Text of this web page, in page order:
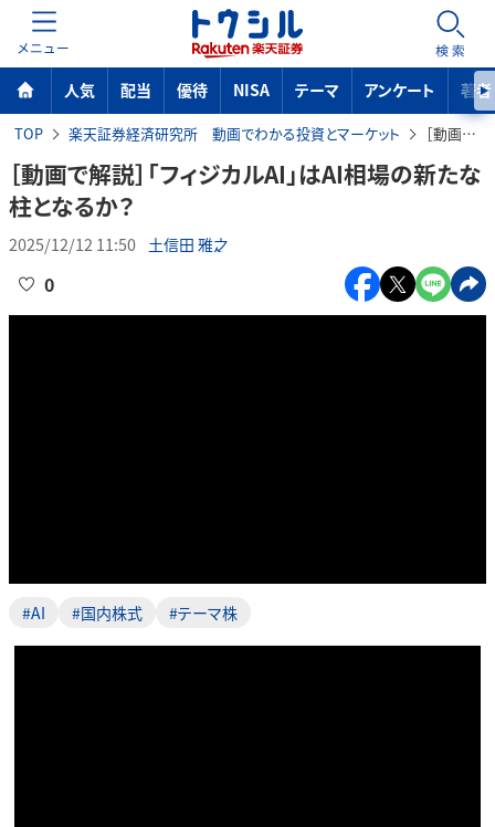
MENU 検索
人気 配当 優待 NISA テーマ アンケート 著者
TOP 楽天証券経済研究所 動画でわかる投資とマーケット ［動画で解説］「フィジカルAI」はAI相場の新たな柱となるか？
［動画で解説］「フィジカルAI」はAI相場の新たな
柱となるか？
2025/12/12 11:50 土信田 雅之
0
#AI #国内株式 #テーマ株